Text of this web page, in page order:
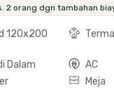
2 orang dgn tambahan
120x200
Dalam
AC
Meja